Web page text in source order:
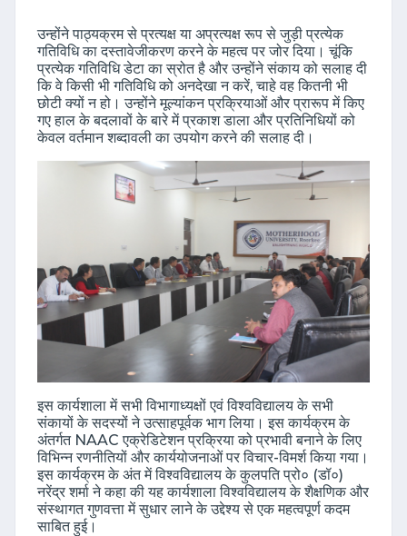
उन्होंने पाठ्यक्रम से प्रत्यक्ष या अप्रत्यक्ष रूप से जुड़ी प्रत्येक
गतिविधि का दस्तावेजीकरण करने के महत्व पर जोर दिया। चूंकि
प्रत्येक गतिविधि डेटा का स्रोत है और उन्होंने संकाय को सलाह दी
कि वे किसी भी गतिविधि को अनदेखा न करें, चाहे वह कितनी भी
छोटी क्यों न हो। उन्होंने मूल्यांकन प्रक्रियाओं और प्रारूप में किए
गए हाल के बदलावों के बारे में प्रकाश डाला और प्रतिनिधियों को
केवल वर्तमान शब्दावली का उपयोग करने की सलाह दी।
इस कार्यशाला में सभी विभागाध्यक्षों एवं विश्वविद्यालय के सभी
संकायों के सदस्यों ने उत्साहपूर्वक भाग लिया। इस कार्यक्रम के
अंतर्गत NAAC एक्रेडिटेशन प्रक्रिया को प्रभावी बनाने के लिए
विभिन्न रणनीतियों और कार्ययोजनाओं पर विचार-विमर्श किया गया।
इस कार्यक्रम के अंत में विश्वविद्यालय के कुलपति प्रो० (डॉ०)
नरेंद्र शर्मा ने कहा की यह कार्यशाला विश्वविद्यालय के शैक्षणिक और
संस्थागत गुणवत्ता में सुधार लाने के उद्देश्य से एक महत्वपूर्ण कदम
साबित हुई।